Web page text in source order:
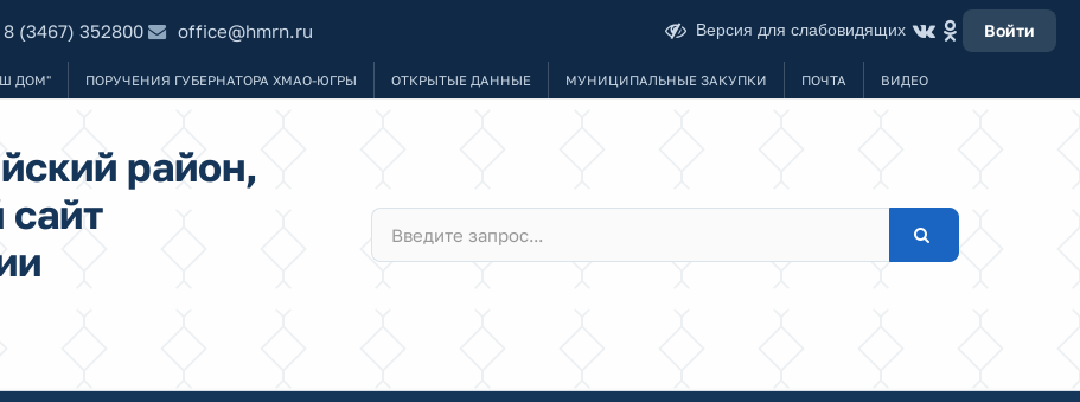
8 (3467) 352800 office@hmrn.ru Версия для слабовидящих Войти
ДОМ" ПОРУЧЕНИЯ ГУБЕРНАТОРА ХМАО-ЮГРЫ ОТКРЫТЫЕ ДАННЫЕ МУНИЦИПАЛЬНЫЕ ЗАКУПКИ ПОЧТА ВИДЕО
район,